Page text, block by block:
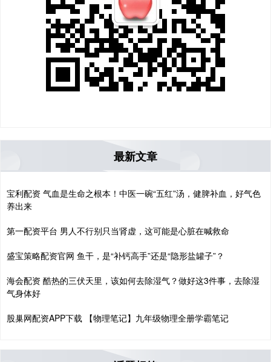
最新文章
宝利配资 气血是生命之根本！中医一碗“五红”汤，健脾补血，好气色
养出来
第一配资平台 男人不行别只当肾虚，这可能是心脏在喊救命
盛宝策略配资官网 鱼干，是“补钙高手”还是“隐形盐罐子”？
海会配资 酷热的三伏天里，该如何去除湿气？做好这3件事，去除湿
气身体好
股巢网配资APP下载 【物理笔记】九年级物理全册学霸笔记